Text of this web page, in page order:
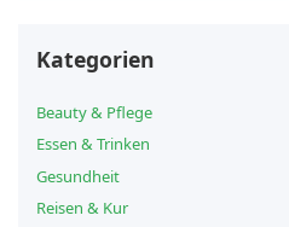
Kategorien
Beauty & Pflege
Essen & Trinken
Gesundheit
Reisen & Kur